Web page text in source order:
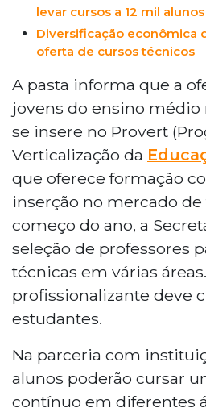
levar cursos a 12 mil alunos
Diversificação econômica
oferta de cursos técnicos
A pasta informa que a
jovens do ensino médio
se insere no Provert
Verticalização da
que oferece formação
inserção no mercado de
começo do ano, a
seleção de professores
técnicas em várias
profissionalizante deve
estudantes.
Na parceria com
alunos poderão cursar
contínuo em diferentes